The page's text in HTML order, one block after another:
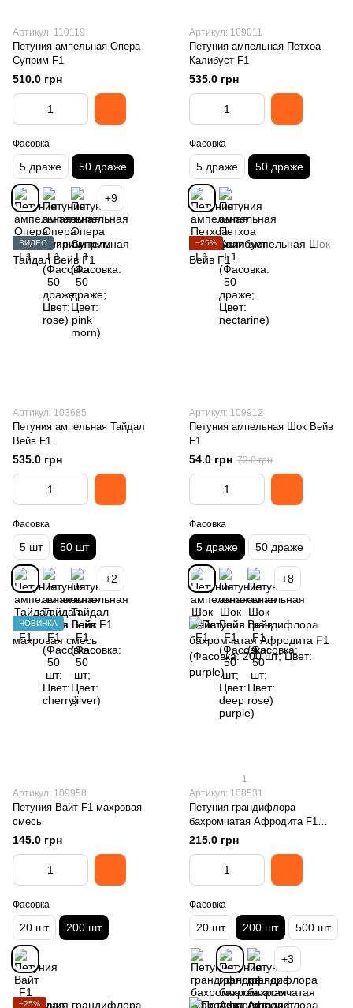
Артикул: 110119
Петуния ампельная Опера
Суприм F1
510.0 грн
Фасовка
5 драже 50 драже
+9
Артикул: 109011
Петуния ампельная Петхоа
Калибуст F1
535.0 грн
Фасовка
5 драже 50 драже
ВИДЕО
Артикул: 103685
Петуния ампельная Тайдал
Вейв F1
535.0 грн
Фасовка
5 шт 50 шт
+2
−25%
Артикул: 109912
Петуния ампельная Шок Вейв
F1
54.0 грн 72.0 грн
Фасовка
5 драже 50 драже
+8
НОВИНКА
Артикул: 109958
Петуния Вайт F1 махровая
смесь
145.0 грн
Фасовка
20 шт 200 шт
1
Артикул: 108531
Петуния грандифлора
бахромчатая Афродита F1
(Фасовка: 200 шт; Цвет: purple)
215.0 грн
Фасовка
20 шт 200 шт 500 шт
+3
−25%